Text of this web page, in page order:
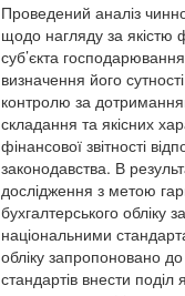
Проведений аналіз
щодо нагляду за якістю
суб’єкта
визначення його
контролю за
складання та якісних
фінансової звітності
законодавства. В
дослідження з метою
бухгалтерського обліку
національними
обліку запропоновано
стандартів внести поділ